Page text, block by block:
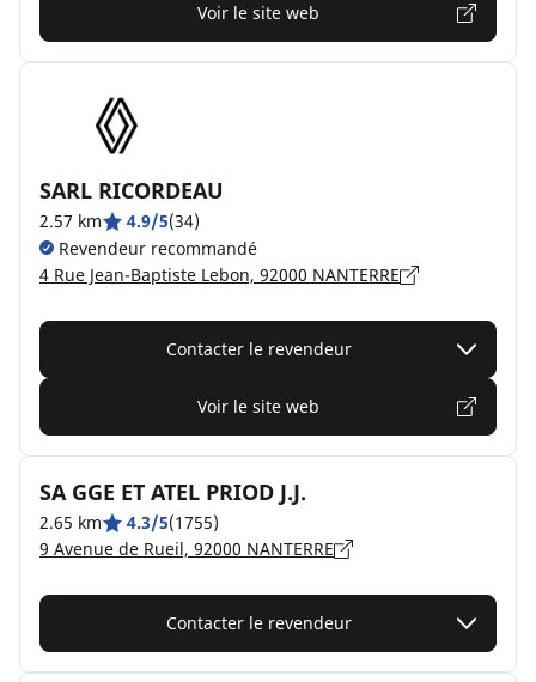
Voir le site web
SARL RICORDEAU
2.57 km 4.9/5(34)
Revendeur recommandé
4 Rue Jean-Baptiste Lebon, 92000 NANTERRE
Contacter le revendeur
Voir le site web
SA GGE ET ATEL PRIOD J.J.
2.65 km 4.3/5(1755)
9 Avenue de Rueil, 92000 NANTERRE
Contacter le revendeur